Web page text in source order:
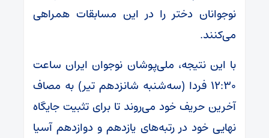
نوجوانان دختر را در این مسابقات همراهی
می‌کنند.
با این نتیجه، ملی‌پوشان نوجوان ایران ساعت
۱۲:۳۰ فردا (سه‌شنبه شانزدهم تیر) به مصاف
آخرین حریف خود می‌روند تا برای تثبیت جایگاه
نهایی خود در رتبه‌های یازدهم و دوازدهم آسیا